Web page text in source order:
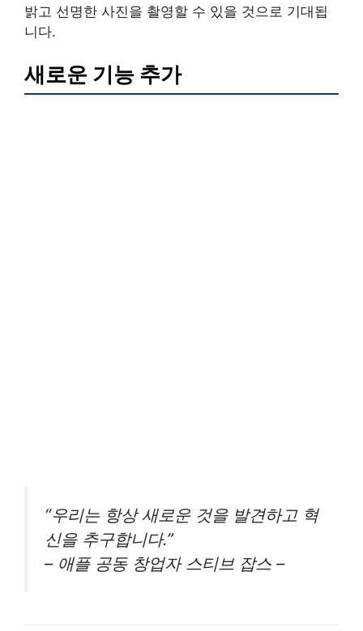
밝고 선명한 사진을 촬영할 수 있을 것으로 기대됩
니다.
새로운 기능 추가
“우리는 항상 새로운 것을 발견하고 혁
신을 추구합니다.”
– 애플 공동 창업자 스티브 잡스 –